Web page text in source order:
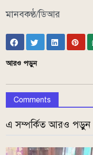
মানবকণ্ঠ/ডিআর
আরও পড়ুন
Comments
এ সম্পর্কিত আরও পড়ুন